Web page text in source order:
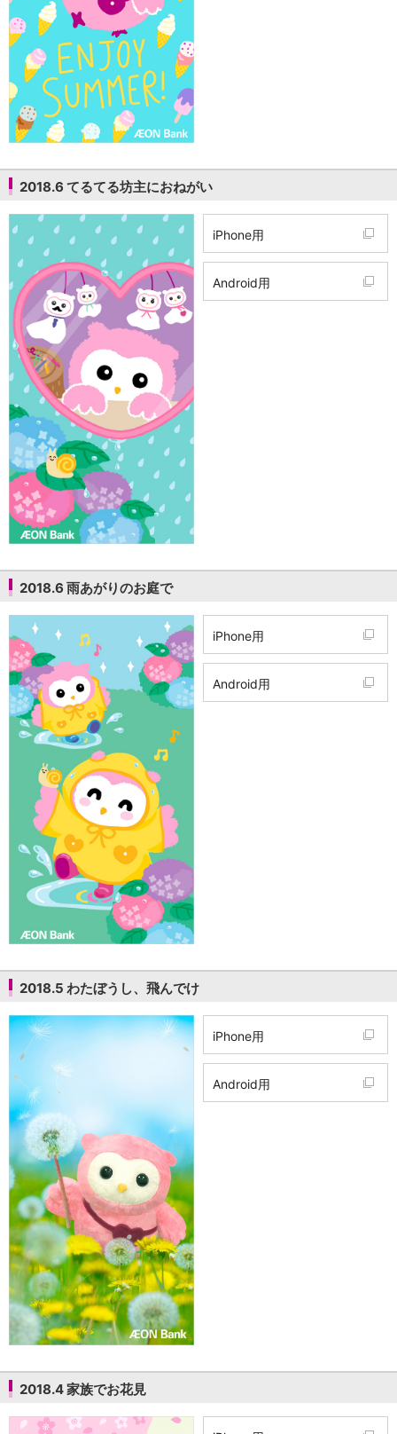
2018.6 てるてる坊主におねがい
iPhone用
Android用
2018.6 雨あがりのお庭で
iPhone用
Android用
2018.5 わたぼうし、飛んでけ
iPhone用
Android用
2018.4 家族でお花見